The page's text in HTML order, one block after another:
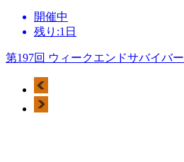
開催中
残り:1日
第197回 ウィークエンドサバイバー